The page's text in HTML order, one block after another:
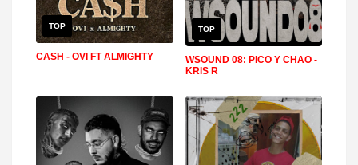
TOP
CASH - OVI FT ALMIGHTY
TOP
WSOUND 08: PICO Y CHAO -
KRIS R